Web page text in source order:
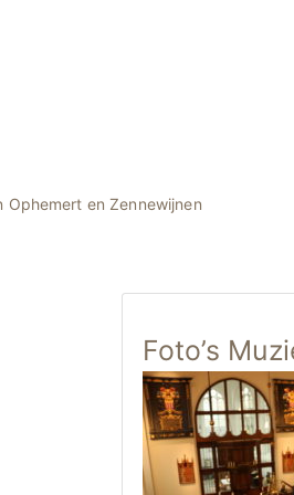
Ophemert en Zennewijnen
Foto’s